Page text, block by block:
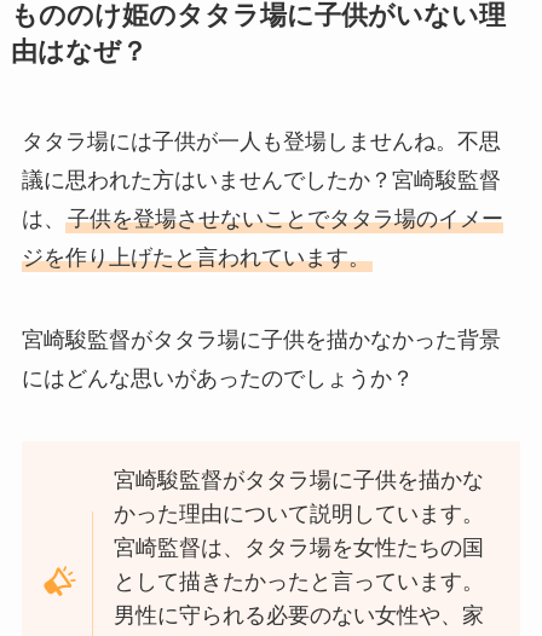
もののけ姫のタタラ場に子供がいない理
由はなぜ？
タタラ場には子供が一人も登場しませんね。不思
議に思われた方はいませんでしたか？宮崎駿監督
は、 子供を登場させないことでタタラ場のイメー
ジを作り上げたと言われています。
宮崎駿監督がタタラ場に子供を描かなかった背景
にはどんな思いがあったのでしょうか？
宮崎駿監督がタタラ場に子供を描かな
かった理由について説明しています。
宮崎監督は、タタラ場を女性たちの国
として描きたかったと言っています。
男性に守られる必要のない女性や、家